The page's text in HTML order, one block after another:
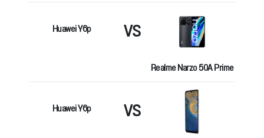
Huawei Y6p VS
Realme Narzo 50A Prime
Huawei Y6p VS